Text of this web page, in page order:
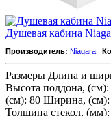
Душевая кабина
Производитель: Niagara
Размеры Длина и
Высота поддона,
(см): 80 Ширина, (см):
Толщина стекол,